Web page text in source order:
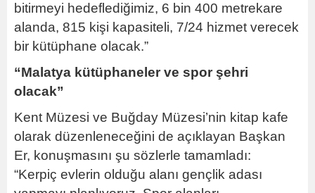
bitirmeyi hedeflediğimiz, 6 bin 400 metrekare
alanda, 815 kişi kapasiteli, 7/24 hizmet verecek
bir kütüphane olacak.”
“Malatya kütüphaneler ve spor şehri
olacak”
Kent Müzesi ve Buğday Müzesi’nin kitap kafe
olarak düzenleneceğini de açıklayan Başkan
Er, konuşmasını şu sözlerle tamamladı:
“Kerpiç evlerin olduğu alanı gençlik adası